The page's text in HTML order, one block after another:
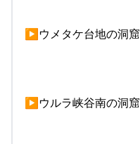
▶ウメタケ台地の洞窟
▶ウルラ峡谷南の洞窟